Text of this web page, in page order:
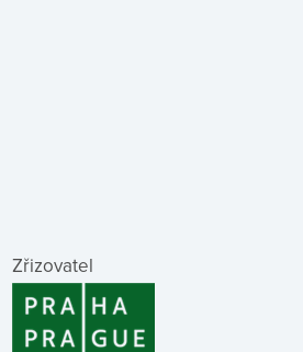
Zřizovatel